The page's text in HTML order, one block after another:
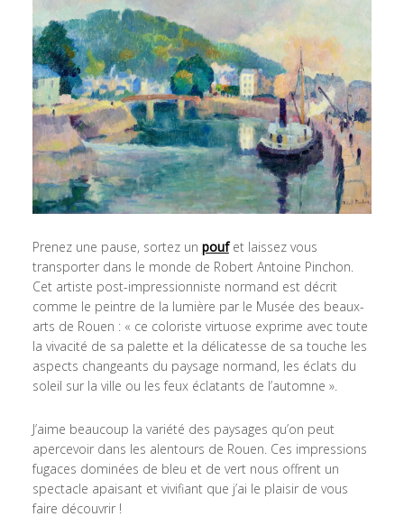
Prenez une pause, sortez un poufet laissez vous
transporter dans le monde de Robert Antoine Pinchon.
Cet artiste post-impressionniste normand est décrit
comme le peintre de la lumière par le Musée des beaux-
arts de Rouen : « ce coloriste virtuose exprime avec toute
la vivacité de sa palette et la délicatesse de sa touche les
aspects changeants du paysage normand, les éclats du
soleil sur la ville ou les feux éclatants de l’automne ».
J’aime beaucoup la variété des paysages qu’on peut
apercevoir dans les alentours de Rouen. Ces impressions
fugaces dominées de bleu et de vert nous offrent un
spectacle apaisant et vivifiant que j’ai le plaisir de vous
faire découvrir !